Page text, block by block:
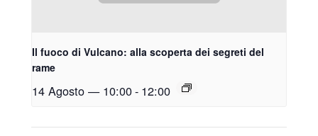
Il fuoco di Vulcano: alla scoperta dei segreti del
rame
14 Agosto — 10:00- 12:00